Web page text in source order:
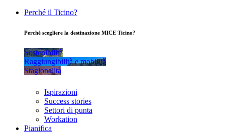
Perché il Ticino?
Perché scegliere la destinazione MICE Ticino?
Sostenibilità
Raggiungibilità e mobilità
Stagionalità
Ispirazioni
Success stories
Settori di punta
Workation
Pianifica